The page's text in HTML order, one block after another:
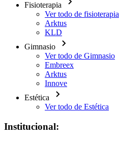
Fisioterapia
Ver todo de fisioterapia
Arktus
KLD
Gimnasio
Ver todo de Gimnasio
Embreex
Arktus
Innove
Estética
Ver todo de Estética
Institucional: